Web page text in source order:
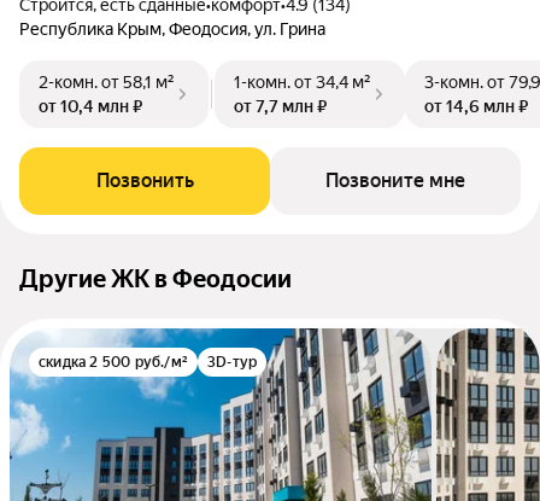
Строится, есть сданные•комфорт•4.9 (134)
Республика Крым, Феодосия, ул. Грина
2-комн.от 58,1 м²
от 10,4 млн ₽
1-комн.от 34,4 м²
от 7,7 млн ₽
3-комн.от
от 14,6 млн ₽
Позвонить Позвоните мне
Другие ЖК в Феодосии
скидка 2 500 руб./м² 3D-тур